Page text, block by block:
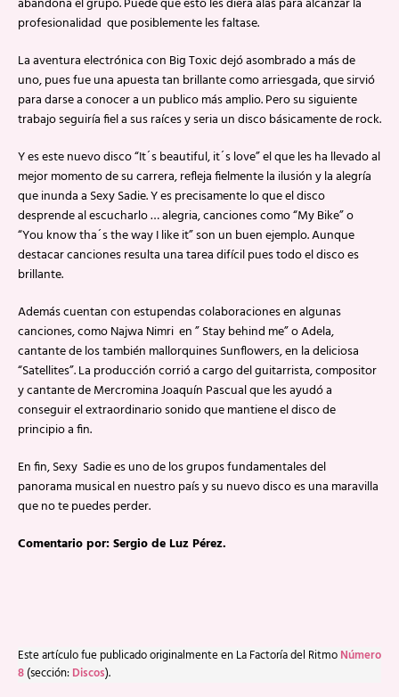
profesionalidad que posiblemente les faltase.
La aventura electrónica con Big Toxic dejó asombrado a más de
uno, pues fue una apuesta tan brillante como arriesgada, que sirvió
para darse a conocer a un publico más amplio. Pero su siguiente
trabajo seguiría fiel a sus raíces y seria un disco básicamente de rock.
Y es este nuevo disco “It´s beautiful, it´s love” el que les ha llevado al
mejor momento de su carrera, refleja fielmente la ilusión y la alegría
que inunda a Sexy Sadie. Y es precisamente lo que el disco
desprende al escucharlo … alegria, canciones como “My Bike” o
“You know tha´s the way I like it” son un buen ejemplo. Aunque
destacar canciones resulta una tarea difícil pues todo el disco es
brillante.
Además cuentan con estupendas colaboraciones en algunas
canciones, como Najwa Nimri en ” Stay behind me” o Adela,
cantante de los también mallorquines Sunflowers, en la deliciosa
“Satellites”. La producción corrió a cargo del guitarrista, compositor
y cantante de Mercromina Joaquín Pascual que les ayudó a
conseguir el extraordinario sonido que mantiene el disco de
principio a fin.
En fin, Sexy Sadie es uno de los grupos fundamentales del
panorama musical en nuestro país y su nuevo disco es una maravilla
que no te puedes perder.
Comentario por: Sergio de Luz Pérez.
Este artículo fue publicado originalmente en La Factoría del Ritmo Número
8 (sección: Discos).